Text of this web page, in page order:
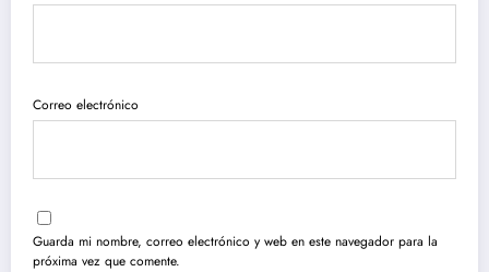
Correo electrónico
Guarda mi nombre, correo electrónico y web en este navegador para la
próxima vez que comente.